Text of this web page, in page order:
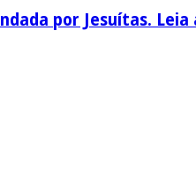
por Jesuítas.